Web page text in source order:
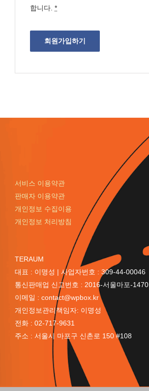
합니다. *
회원가입하기
서비스 이용약관
판매자 이용약관
개인정보 수집이용
개인정보 처리방침
TERAUM
대표 : 이명성 | 사업자번호 : 309-44-00046
통신판매업 신고번호 : 2016-서울마포-1470
이메일 : contact@wpbox.kr
개인정보관리책임자: 이명성
전화 : 02-717-9631
주소 : 서울시 마포구 신촌로 150 #108